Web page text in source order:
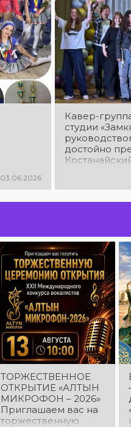
03.06.2026
Кавер-
студии
достойно
юношеском
творчества
2026»
ТОРЖЕСТВЕННОЕ
ОТКРЫТИЕ «АЛТЫН
МИКРОФОН – 2026»
Приглашаем вас на
торжественную